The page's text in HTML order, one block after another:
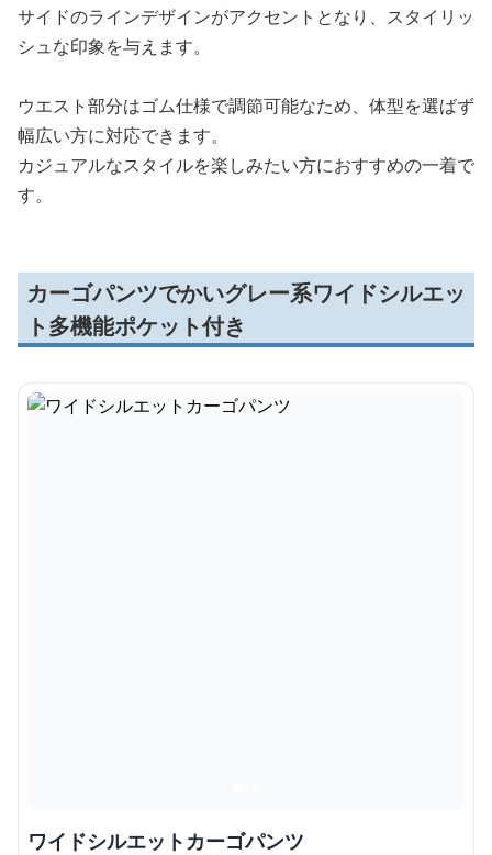
サイドのラインデザインがアクセントとなり、スタイリッ
シュな印象を与えます。
ウエスト部分はゴム仕様で調節可能なため、体型を選ばず
幅広い方に対応できます。
カジュアルなスタイルを楽しみたい方におすすめの一着で
す。
カーゴパンツでかいグレー系ワイドシルエッ
ト多機能ポケット付き
ワイドシルエットカーゴパンツ